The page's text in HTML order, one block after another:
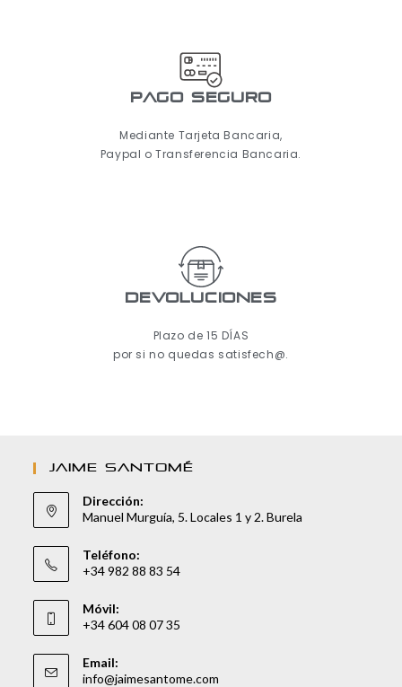
pago seguro
Mediante Tarjeta Bancaria,
Paypal o Transferencia Bancaria.
Devoluciones
Plazo de 15 DÍAS
por si no quedas satisfech@.
JAIME SANTOMÉ
Dirección:
Manuel Murguía, 5. Locales 1 y 2. Burela
Teléfono:
+34 982 88 83 54
Móvil:
+34 604 08 07 35
Email:
info@jaimesantome.com